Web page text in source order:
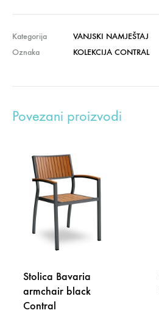
Kategorija
VANJSKI NAMJEŠTAJ
Oznaka
KOLEKCIJA CONTRAL
Povezani proizvodi
Stolica Bavaria
armchair black
Contral